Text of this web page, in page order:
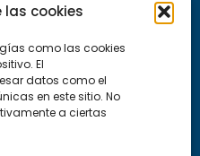
cookies
como las cookies
El
datos como el
en este sitio. No
a ciertas